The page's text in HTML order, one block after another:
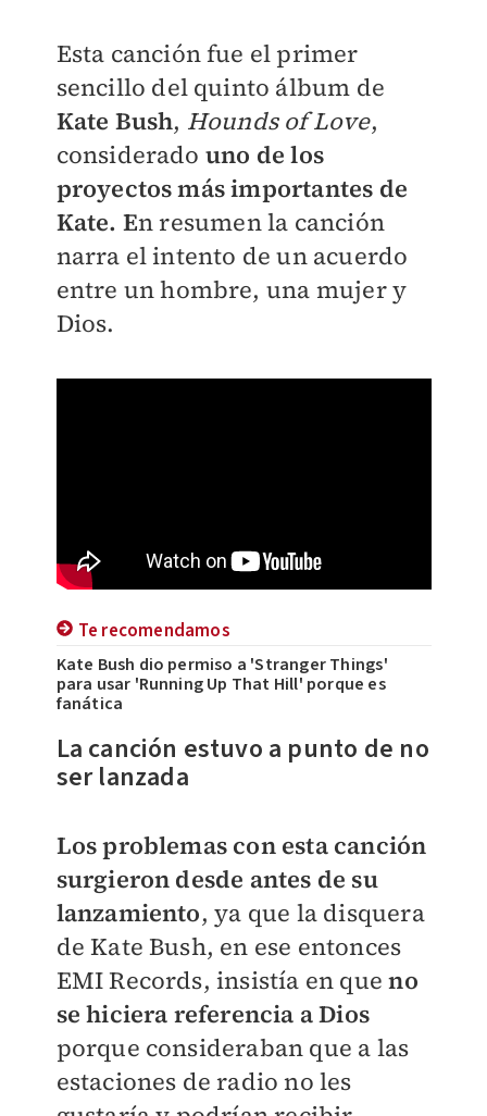
Esta canción fue el primer
sencillo del quinto álbum de
Kate Bush, Hounds of Love,
considerado uno de los
proyectos más importantes de
Kate. En resumen la canción
narra el intento de un acuerdo
entre un hombre, una mujer y
Dios.
Te recomendamos
Kate Bush dio permiso a 'Stranger Things'
para usar 'Running Up That Hill' porque es
fanática
La canción estuvo a punto de no
ser lanzada
Los problemas con esta canción
surgieron desde antes de su
lanzamiento, ya que la disquera
de Kate Bush, en ese entonces
EMI Records, insistía en queno
se hiciera referencia a Dios
porque consideraban que a las
estaciones de radio no les